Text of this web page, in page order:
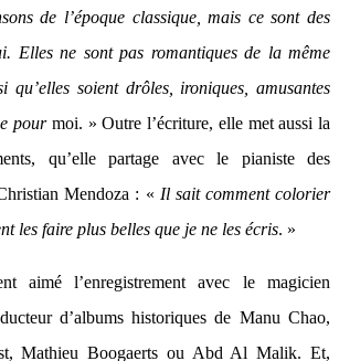
de l’époque classique, mais ce sont des
Elles ne sont pas romantiques de la même
qu’elles soient drôles, ironiques, amusantes
pourmoi. » Outre l’écriture, elle met aussi la
qu’elle partage avec le pianiste des
Mendoza : « Il sait comment colorier
les faire plus belles que je ne les écris. »
aimé l’enregistrement avec le magicien
d’albums historiques de Manu Chao,
Mathieu Boogaerts ou Abd Al Malik. Et,